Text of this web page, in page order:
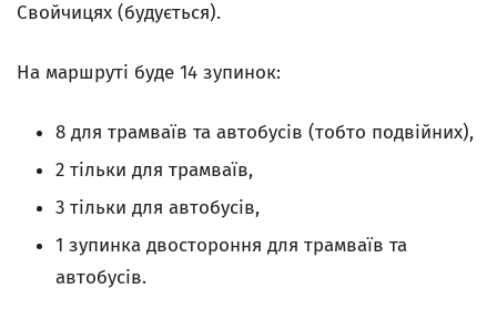
Свойчицях (будується).
На маршруті буде 14 зупинок:
8 для трамваїв та автобусів (тобто подвійних),
2 тільки для трамваїв,
3 тільки для автобусів,
1 зупинка двостороння для трамваїв та
автобусів.